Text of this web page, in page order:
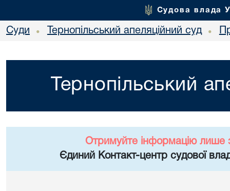
Судова влада
Суди • Тернопільський апеляційний суд •
Тернопільський
Отримуйте інформацію лише
Єдиний Контакт-центр судової